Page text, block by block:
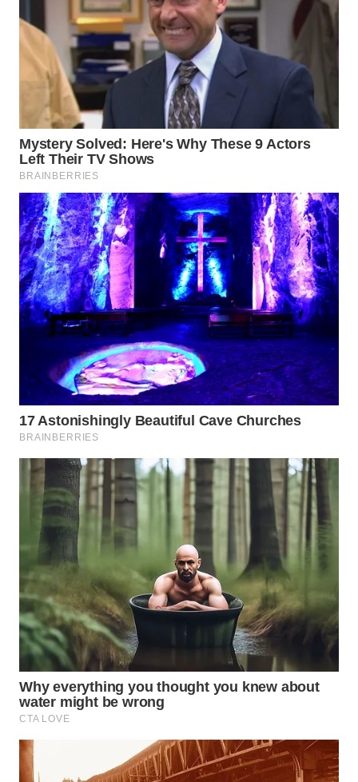
PADANG
LAWAS
WN
SUMEDANG
WN
CIANJUR
WN
KEPULAUAN
SERIBU
WN
TANGERANG
WN
BINJAI
WN
CIREBON
WN
INDRAMAYU
WN
KUNINGAN
MAJALENGKA
WN
SUBANG
WN
SUKABUMI
PURWAKARTA